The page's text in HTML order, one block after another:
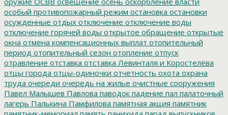
особый противопожарный режим остановка остановки
осужденные отдых отключение отключение воды
отключение горячей воды открытое обращение открытые
окна отмена компенсационных выплат отопительный
период отопительный сезон отопление отпуск
отравление отставка отставка Левинталя и Коростелёва
отцы города отцы-одиночки отчетность охота охрана
труда очереди очередь на жилье очистные сооружения
Павел Малышев Павлова паводок падение пал палаточный
лагерь Палькина Памфилова памятная акция памятник